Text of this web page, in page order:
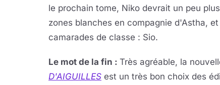
le prochain tome, Niko devrait un peu
zones blanches en compagnie d'Astha,
camarades de classe : Sio.
Le mot de la fin : Très agréable, la
D'AIGUILLES est un très bon choix des